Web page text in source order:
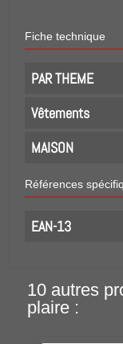
Fiche technique
PAR THEME
Vêtements
MAISON
Références
EAN-13
10 autres
plaire :